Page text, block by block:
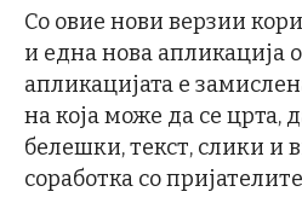
Со овие нови верзии
и една нова апликација
апликацијата е
на која може да се црта,
белешки, текст, слики и
соработка со